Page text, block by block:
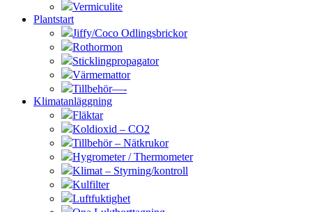
Vermiculite
Plantstart
Jiffy/Coco Odlingsbrickor
Rothormon
Sticklingpropagator
Värmemattor
Tillbehör—-
Klimatanläggning
Fläktar
Koldioxid – CO2
Tillbehör – Nätkrukor
Hygrometer / Thermometer
Klimat – Styrning/kontroll
Kulfilter
Luftfuktighet